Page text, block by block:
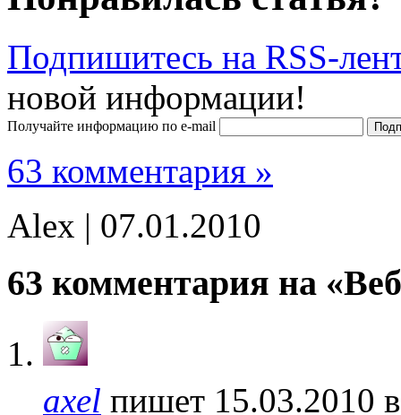
Подпишитесь на RSS-
новой информации!
Получайте информацию по e-mail
63 комментария »
Alex | 07.01.2010
63 комментария на
axel пишет 15.03.2010